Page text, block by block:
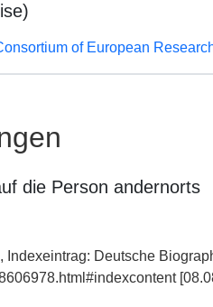
of European
die Person andernorts
Indexeintrag: Deutsche